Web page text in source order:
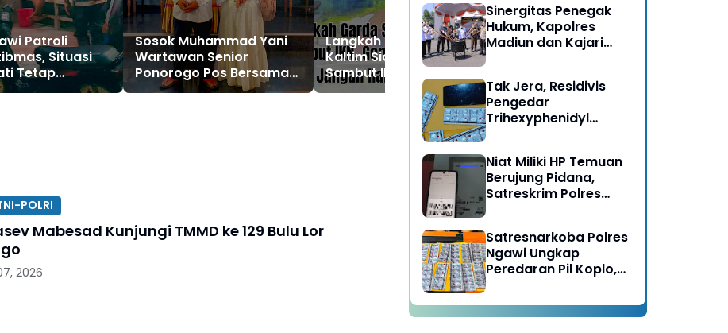
Patroli
Situasi
Tetap
Sosok Muhammad Yani
Wartawan Senior
Ponorogo Pos Bersama
Istri Akan Berangkat Haji,
Langkah Garda Satu
Kaltim Siapkan SDM
Sambut IKN, Generasi
Milenial dan Gen Z
Jangan Hanya Jadi
POLRI
Mabesad Kunjungi TMMD ke 129 Bulu Lor
2026
Ngawi
Sinergitas Penegak
Hukum, Kapolres
Madiun dan Kajari
Umum
Tak Jera, Residivis
Pengedar
Trihexyphenidyl
Ngawi
Niat Miliki HP Temuan
Berujung Pidana,
Satreskrim Polres
Satresnarkoba Polres
Ngawi Ungkap
Peredaran Pil Koplo,
Diamankan